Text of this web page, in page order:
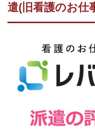
遣(旧看護のお仕